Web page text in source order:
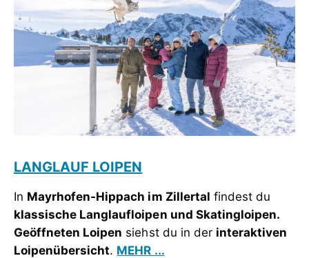
LANGLAUF LOIPEN
In Mayrhofen-Hippach im Zillertal findest du
klassische Langlaufloipen und Skatingloipen.
Geöffneten Loipen siehst du in der interaktiven
Loipenübersicht. MEHR ...